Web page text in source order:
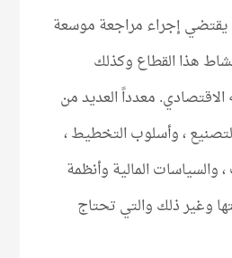
يقتضي إجراء مراجعة موسعة
هذا القطاع وكذلك
الاقتصادي. معدداً العديد من
، وأسلوب التخطيط ،
والسياسات المالية وأنظمة
وغير ذلك والتي تحتاج